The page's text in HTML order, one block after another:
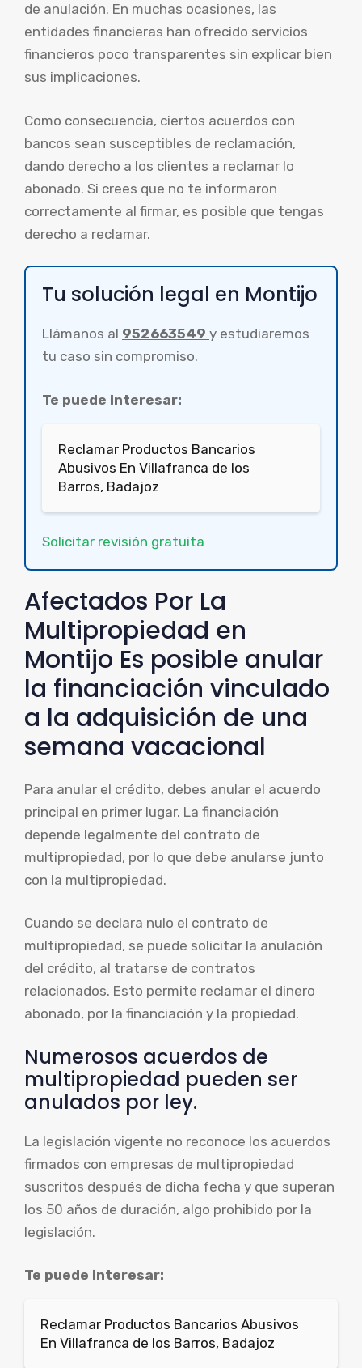
de anulación. En muchas ocasiones, las
entidades financieras han ofrecido servicios
financieros poco transparentes sin explicar bien
sus implicaciones.
Como consecuencia, ciertos acuerdos con
bancos sean susceptibles de reclamación,
dando derecho a los clientes a reclamar lo
abonado. Si crees que no te informaron
correctamente al firmar, es posible que tengas
derecho a reclamar.
Tu solución legal en Montijo
Llámanos al 952663549 y estudiaremos
tu caso sin compromiso.
Te puede interesar:
Reclamar Productos Bancarios
Abusivos En Villafranca de los
Barros, Badajoz
Solicitar revisión gratuita
Afectados Por La
Multipropiedad en
Montijo Es posible anular
la financiación vinculado
a la adquisición de una
semana vacacional
Para anular el crédito, debes anular el acuerdo
principal en primer lugar. La financiación
depende legalmente del contrato de
multipropiedad, por lo que debe anularse junto
con la multipropiedad.
Cuando se declara nulo el contrato de
multipropiedad, se puede solicitar la anulación
del crédito, al tratarse de contratos
relacionados. Esto permite reclamar el dinero
abonado, por la financiación y la propiedad.
Numerosos acuerdos de
multipropiedad pueden ser
anulados por ley.
La legislación vigente no reconoce los acuerdos
firmados con empresas de multipropiedad
suscritos después de dicha fecha y que superan
los 50 años de duración, algo prohibido por la
legislación.
Te puede interesar:
Reclamar Productos Bancarios Abusivos
En Villafranca de los Barros, Badajoz